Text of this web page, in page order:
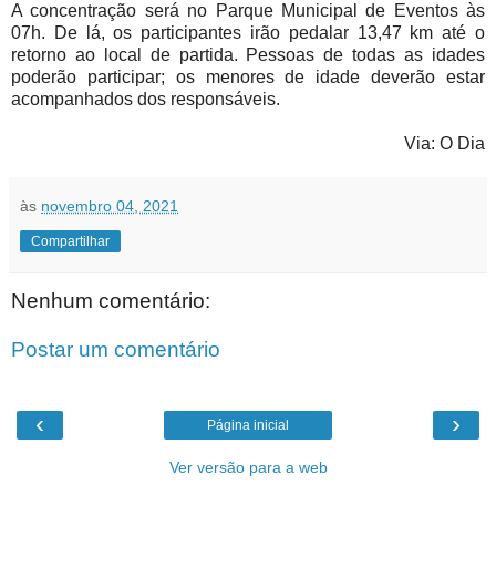
A concentração será no Parque Municipal de Eventos às
07h. De lá, os participantes irão pedalar 13,47 km até o
retorno ao local de partida. Pessoas de todas as idades
poderão participar; os menores de idade deverão estar
acompanhados dos responsáveis.
Via: O Dia
às novembro 04, 2021
Compartilhar
Nenhum comentário:
Postar um comentário
‹ ›
Página inicial
Ver versão para a web